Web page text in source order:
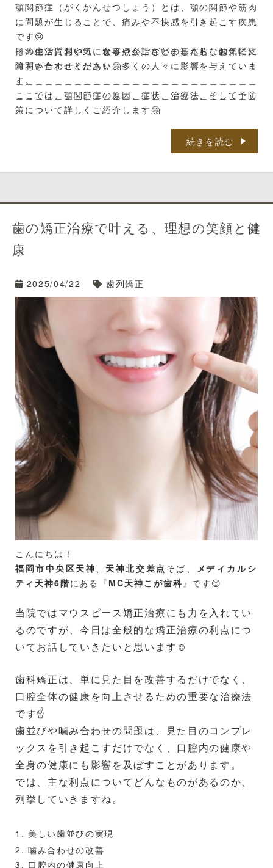
顎関節症（がくかんせつしょう）とは、顎の関節や筋肉
に問題が生じることで、痛みや不快感を引き起こす疾患
です😢
日常生活において、食事や会話などの基本的な動作に支
障をきたすことがあり、多くの人々に影響を与えていま
す。
ここでは、顎関節症の原因、症状、治療法、そして予防
策について詳しくご紹介します🤗
3.顎関節症の治療法
４.顎関節症の予防策
顎関節症の原因は多岐にわたりますが、主な要因として
以下のものが挙げられます。
①ストレスと緊張
ストレスが原因で、無意識のうちに歯を食いしばった
り、歯ぎしりをすることがあります。これが顎関節に負
担をかけ、症状を引き起こすことがあります。
②不正咬合:
噛み合わせが悪いと、顎関節に不均等な力がかかり、関
節や筋肉に負担がかかります。
③外傷:
顎に直接的な外傷を受けることも、顎関節症の原因とな
ることがあります。
④関節の変性
加齢や関節の変性疾患（例：関節炎）により、顎関節
が劣化することがあります。
2.顎関節症の症状
のような症状が見られます。
・顎の痛みや不快感
・口を大きく開けることが難しい
・顎の筋肉のこわばりや疲労感
・頭痛や耳鳴り
3.顎関節症の治療法
顎関節症の治療は、症状の原因や重症度に応じて異なり
ます。
以下は一般的な治療法です。
②理学療法: 顎の筋肉をリラックスさせるためのマッサ
その他ご質問や気になる点がございましたら、お気軽に
お問い合わせください🤗
＿＿＿＿＿＿＿＿＿＿＿＿＿＿＿＿＿＿＿＿＿＿＿＿＿
＿＿＿＿＿＿＿＿＿＿＿＿＿＿＿＿＿＿＿＿＿＿＿＿＿
＿＿＿
福岡市中央区天神5
a」出口より徒歩５分
TEL 092-781-7
117
約でもお電話でも承っております😊
続きを読む
歯の矯正治療で叶える、理想の笑顔と健
康
2025/04/22 歯列矯正
こんにちは！
福岡市中央区天神、 天神北交差点 そば、 メディカルシ
ティ天神6階にある『 MC天神こが歯科 』です😊
当院ではマウスピース矯正治療にも力を入れてい
るのですが、今日は全般的な矯正治療の利点につ
いてお話していきたいと思います☺️
歯科矯正は、単に見た目を改善するだけでなく、
口腔全体の健康を向上させるための重要な治療法
です☝️
歯並びや噛み合わせの問題は、見た目のコンプレ
ックスを引き起こすだけでなく、口腔内の健康や
全身の健康にも影響を及ぼすことがあります。
では、主な利点についてどんなものがあるのか、
列挙していきますね。
1. 美しい歯並びの実現
2. 噛み合わせの改善
3. 口腔内の健康向上